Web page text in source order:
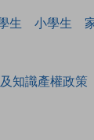
生 小學生
知識產權政策